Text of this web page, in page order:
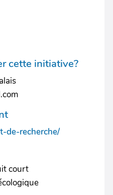
cette initiative?
de-recherche/
court